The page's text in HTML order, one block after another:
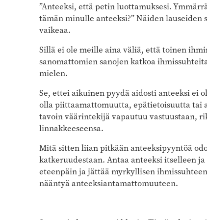
”Anteeksi, että petin luottamuksesi.
tämän minulle anteeksi?” Näiden
vaikeaa.
Sillä ei ole meille aina väliä, että toinen
sanomattomien sanojen katkoa
mielen.
Se, ettei aikuinen pyydä aidosti anteeksi ei
olla piittaamattomuutta, epätietoisuutta tai
tavoin väärintekijä vapautuu vastuustaan,
linnakkeeseensa.
Mitä sitten liian pitkään anteeksipyyntöä
katkeruudestaan. Antaa anteeksi itselleen
eteenpäin ja jättää myrkyllisen
nääntyä anteeksiantamattomuuteen.